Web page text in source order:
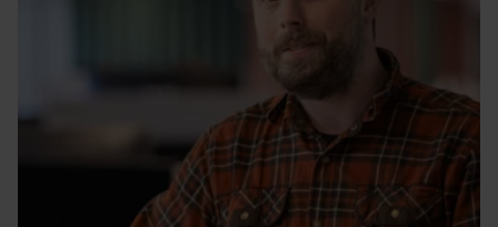
Medlemskap i a-kassan viktigare
än någonsin